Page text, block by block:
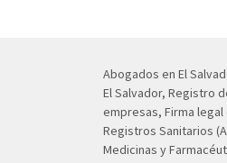
Abogados en El
El Salvador, Registro
empresas, Firma
Registros Sanitarios
Medicinas y